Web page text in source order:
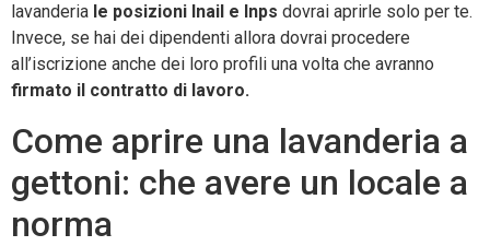
lavanderia le posizioni Inail e Inps dovrai aprirle solo per te.
Invece, se hai dei dipendenti allora dovrai procedere
all’iscrizione anche dei loro profili una volta che avranno
firmato il contratto di lavoro.
Come aprire una lavanderia a
gettoni: che avere un locale a
norma